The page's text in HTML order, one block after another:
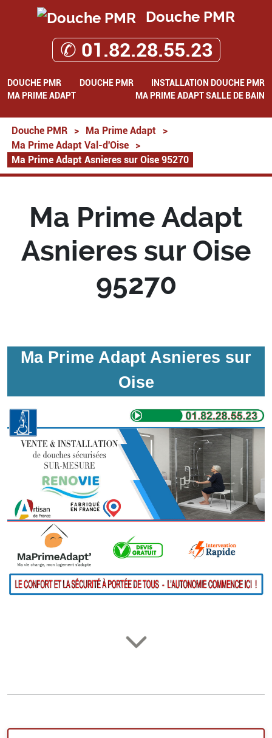
Douche PMR
✆ 01.82.28.55.23
DOUCHE PMR DOUCHE PMR
INSTALLATION DOUCHE PMR
MA PRIME ADAPT
MA PRIME ADAPT SALLE DE BAIN
Douche PMR > Ma Prime Adapt
>
Ma Prime Adapt Val-d'Oise
>
Ma Prime Adapt Asnieres sur Oise 95270
Ma Prime Adapt
Asnieres sur Oise
95270
Ma Prime Adapt Asnieres sur
Oise